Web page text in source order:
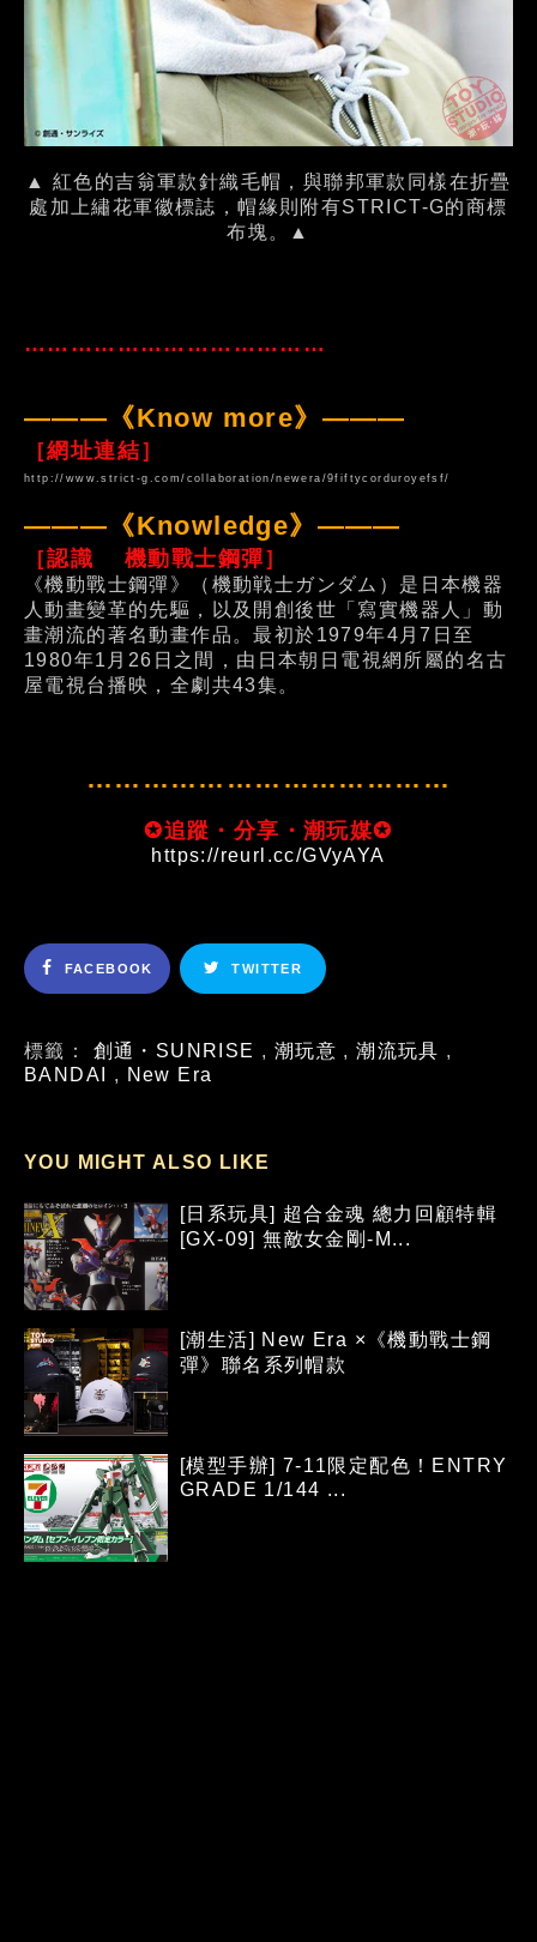
▲ 紅色的吉翁軍款針織毛帽，與聯邦軍款同樣在折疊
處加上繡花軍徽標誌，帽緣則附有STRICT-G的商標
布塊。▲
…………………………………
———《Know more》———
［網址連結］
http://www.strict-g.com/collaboration/newera/9fiftycorduroyefsf/
———《Knowledge》———
［認識 機動戰士鋼彈］
《機動戰士鋼彈》（機動戦士ガンダム）是日本機器
人動畫變革的先驅，以及開創後世「寫實機器人」動
畫潮流的著名動畫作品。最初於1979年4月7日至
1980年1月26日之間，由日本朝日電視網所屬的名古
屋電視台播映，全劇共43集。
…………………………………
✪追蹤・分享・潮玩媒✪
https://reurl.cc/GVyAYA
FACEBOOK TWITTER
標籤： 創通・SUNRISE , 潮玩意 ,潮流玩具 ,
BANDAI
, New Era
YOU MIGHT ALSO LIKE
[日系玩具] 超合金魂 總力回顧特輯
[GX-09] 無敵女金剛-M...
[潮生活] New Era ×《機動戰士鋼
彈》聯名系列帽款
[模型手辦] 7-11限定配色！ENTRY
GRADE 1/144 ...